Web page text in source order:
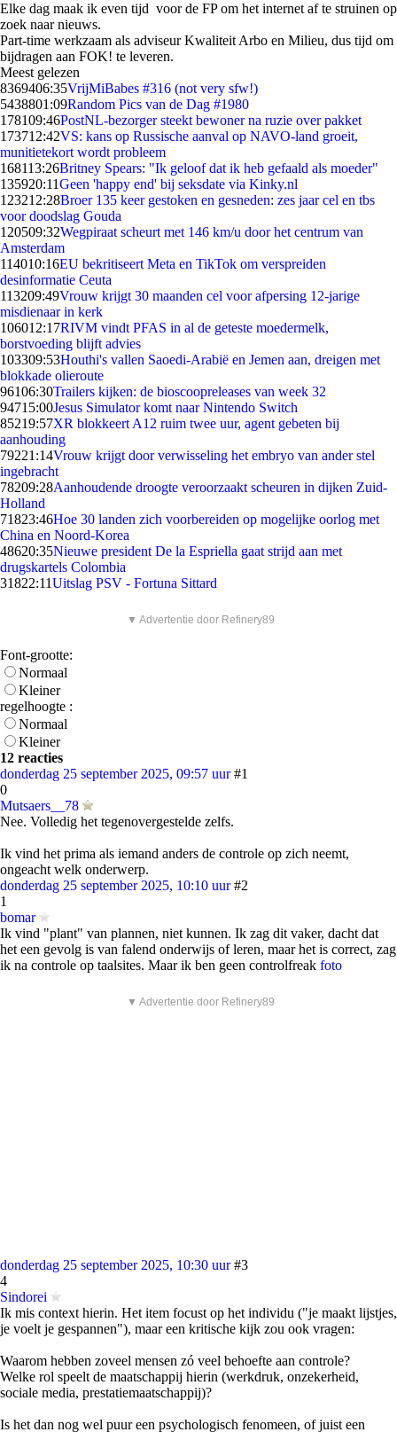
Elke dag maak ik even tijd voor de FP om het internet af te struinen op
zoek naar nieuws.
Part-time werkzaam als adviseur Kwaliteit Arbo en Milieu, dus tijd om
bijdragen aan FOK! te leveren.
Meest gelezen
8369406:35VrijMiBabes #316 (not very sfw!)
5438801:09Random Pics van de Dag #1980
178109:46PostNL-bezorger steekt bewoner na ruzie over pakket
173712:42VS: kans op Russische aanval op NAVO-land groeit,
munitietekort wordt probleem
168113:26Britney Spears: "Ik geloof dat ik heb gefaald als moeder"
135920:11Geen 'happy end' bij seksdate via Kinky.nl
123212:28Broer 135 keer gestoken en gesneden: zes jaar cel en tbs
voor doodslag Gouda
120509:32Wegpiraat scheurt met 146 km/u door het centrum van
Amsterdam
114010:16EU bekritiseert Meta en TikTok om verspreiden
desinformatie Ceuta
113209:49Vrouw krijgt 30 maanden cel voor afpersing 12-jarige
misdienaar in kerk
106012:17RIVM vindt PFAS in al de geteste moedermelk,
borstvoeding blijft advies
103309:53Houthi's vallen Saoedi-Arabië en Jemen aan, dreigen met
blokkade olieroute
96106:30Trailers kijken: de bioscoopreleases van week 32
94715:00Jesus Simulator komt naar Nintendo Switch
85219:57XR blokkeert A12 ruim twee uur, agent gebeten bij
aanhouding
79221:14Vrouw krijgt door verwisseling het embryo van ander stel
ingebracht
78209:28Aanhoudende droogte veroorzaakt scheuren in dijken Zuid-
Holland
71823:46Hoe 30 landen zich voorbereiden op mogelijke oorlog met
China en Noord-Korea
48620:35Nieuwe president De la Espriella gaat strijd aan met
drugskartels Colombia
31822:11Uitslag PSV - Fortuna Sittard
▼ Advertentie door Refinery89
Font-grootte:
Normaal
Kleiner
regelhoogte :
Normaal
Kleiner
12 reacties
donderdag 25 september 2025, 09:57 uur #1
0
Mutsaers__78
Nee. Volledig het tegenovergestelde zelfs.
Ik vind het prima als iemand anders de controle op zich neemt,
ongeacht welk onderwerp.
donderdag 25 september 2025, 10:10 uur #2
1
bomar
Ik vind "plant" van plannen, niet kunnen. Ik zag dit vaker, dacht dat
het een gevolg is van falend onderwijs of leren, maar het is correct, zag
ik na controle op taalsites. Maar ik ben geen controlfreak foto
▼ Advertentie door Refinery89
donderdag 25 september 2025, 10:30 uur #3
4
Sindorei
Ik mis context hierin. Het item focust op het individu ("je maakt lijstjes,
je voelt je gespannen"), maar een kritische kijk zou ook vragen:
Waarom hebben zoveel mensen zó veel behoefte aan controle?
Welke rol speelt de maatschappij hierin (werkdruk, onzekerheid,
sociale media, prestatiemaatschappij)?
Is het dan nog wel puur een psychologisch fenomeen, of juist een